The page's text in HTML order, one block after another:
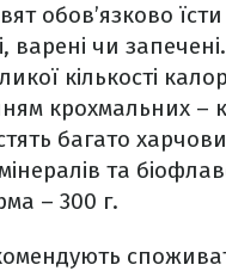
обов’язково
варені чи
кількості
крохмальних –
багато
мінералів та
– 300 г.